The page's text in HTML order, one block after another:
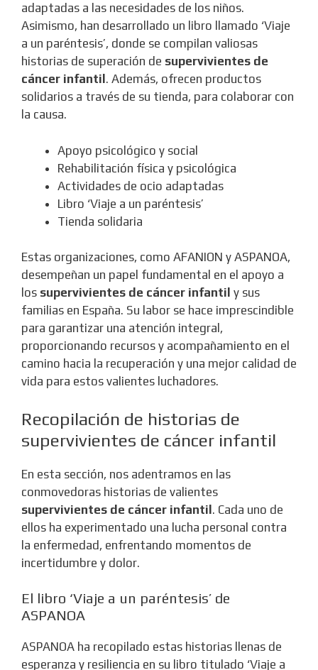
adaptadas a las necesidades de los niños.
Asimismo, han desarrollado un libro llamado ‘Viaje
a un paréntesis’, donde se compilan valiosas
historias de superación de supervivientes de
cáncer infantil . Además, ofrecen productos
solidarios a través de su tienda, para colaborar con
la causa.
Apoyo psicológico y social
Rehabilitación física y psicológica
Actividades de ocio adaptadas
Libro ‘Viaje a un paréntesis’
Tienda solidaria
Estas organizaciones, como AFANION y ASPANOA,
desempeñan un papel fundamental en el apoyo a
los supervivientes de cáncer infantil y sus
familias en España. Su labor se hace imprescindible
para garantizar una atención integral,
proporcionando recursos y acompañamiento en el
camino hacia la recuperación y una mejor calidad de
vida para estos valientes luchadores.
Recopilación de historias de
supervivientes de cáncer infantil
En esta sección, nos adentramos en las
conmovedoras historias de valientes
supervivientes de cáncer infantil. Cada uno de
ellos ha experimentado una lucha personal contra
la enfermedad, enfrentando momentos de
incertidumbre y dolor.
El libro ‘Viaje a un paréntesis’ de
ASPANOA
ASPANOA ha recopilado estas historias llenas de
esperanza y resiliencia en su libro titulado ‘Viaje a